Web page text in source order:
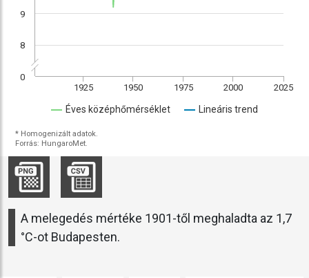
* Homogenizált adatok.
Forrás: HungaroMet.
Éves középhőmérséklet Lineáris trend
1925 1950 1975 2000 2025
0
8
9
A melegedés mértéke 1901-től meghaladta az 1,7
°C-ot Budapesten.